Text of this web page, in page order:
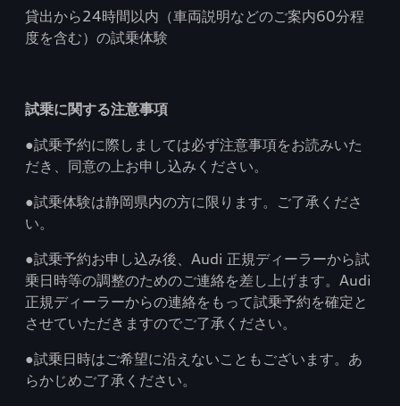
貸出から24時間以内（車両説明などのご案内60分程
度を含む）の試乗体験
試乗に関する注意事項
●試乗予約に際しましては必ず注意事項をお読みいた
だき、同意の上お申し込みください。
●試乗体験は静岡県内の方に限ります。ご了承くださ
い。
●試乗予約お申し込み後、Audi 正規ディーラーから試
乗日時等の調整のためのご連絡を差し上げます。Audi
正規ディーラーからの連絡をもって試乗予約を確定と
させていただきますのでご了承ください。
●試乗日時はご希望に沿えないこともございます。あ
らかじめご了承ください。​